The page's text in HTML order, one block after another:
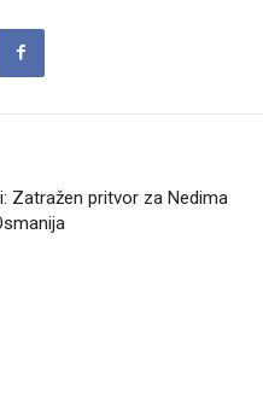
Zatražen pritvor za Nedima